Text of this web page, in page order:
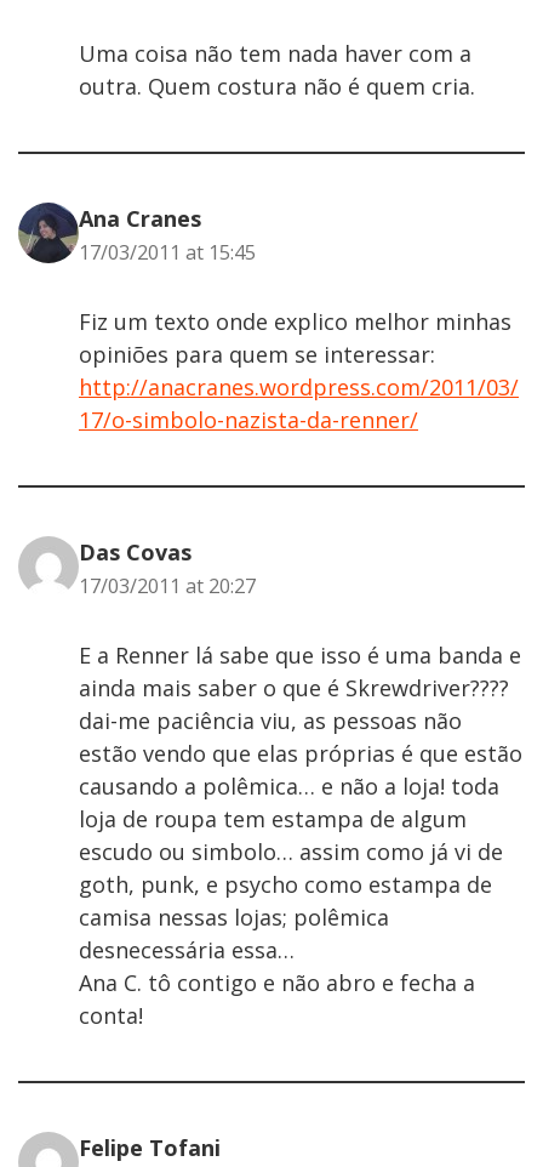
Uma coisa não tem nada haver com a
outra. Quem costura não é quem cria.
Ana Cranes
17/03/2011 at 15:45
Fiz um texto onde explico melhor minhas
opiniões para quem se interessar:
http://anacranes.wordpress.com/2011/03/
17/o-simbolo-nazista-da-renner/
Das Covas
17/03/2011 at 20:27
E a Renner lá sabe que isso é uma banda e
ainda mais saber o que é Skrewdriver????
dai-me paciência viu, as pessoas não
estão vendo que elas próprias é que estão
causando a polêmica… e não a loja! toda
loja de roupa tem estampa de algum
escudo ou simbolo… assim como já vi de
goth, punk, e psycho como estampa de
camisa nessas lojas; polêmica
desnecessária essa…
Ana C. tô contigo e não abro e fecha a
conta!
Felipe Tofani